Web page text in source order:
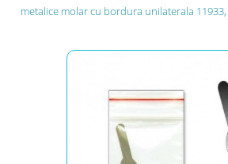
metalice molar cu bordura unilaterala 11933,